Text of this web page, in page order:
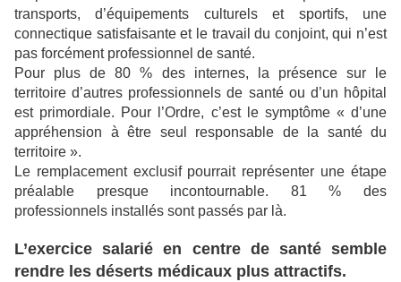
transports, d’équipements culturels et sportifs, une
connectique satisfaisante et le travail du conjoint, qui n’est
pas forcément professionnel de santé.
Pour plus de 80 % des internes, la présence sur le
territoire d’autres professionnels de santé ou d’un hôpital
est primordiale. Pour l’Ordre, c’est le symptôme « d’une
appréhension à être seul responsable de la santé du
territoire ».
Le remplacement exclusif pourrait représenter une étape
préalable presque incontournable. 81 % des
professionnels installés sont passés par là.
L’exercice salarié en centre de santé semble
rendre les déserts médicaux plus attractifs.